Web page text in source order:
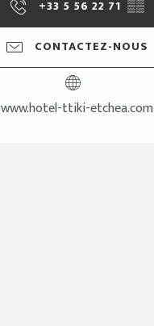
+33 5 56 22 71 ▒▒
CONTACTEZ-NOUS
www.hotel-ttiki-etchea.com